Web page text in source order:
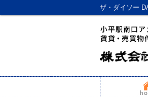
ザ・ダイソー